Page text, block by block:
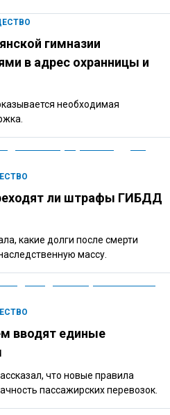
гимназии
в адрес охранницы и
необходимая
ли штрафы ГИБДД
какие долги после смерти
массу.
вводят единые
что новые правила
пассажирских перевозок.